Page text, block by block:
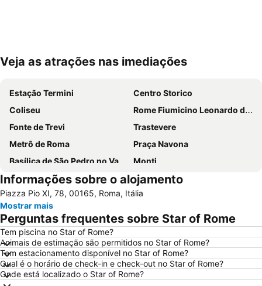
Ampliar mapa
Veja as atrações nas imediações
Estação Termini
Centro Storico
Coliseu
Rome Fiumicino Leonardo da Vinci International Airport
Fonte de Trevi
Trastevere
Metrô de Roma
Praça Navona
Basílica de São Pedro no Vaticano
Monti
Termini Metro Station
Praça de Espanha
Prati
Panteão
Basílica de Santa Maria Maggiore
Barberini - Fontana di Trevi Metro Station
International Airport Roma Ciampino
Praça de São Pedro
Trevi
Ostia
Lungotevere Castello & Vaticano
Museu Vaticano
Via del Corso
Termas de Caracala
Informações sobre o alojamento
Piazza Pio XI, 78, 00165, Roma, Itália
Mostrar mais
Perguntas frequentes sobre Star of Rome
Tem piscina no Star of Rome?
Animais de estimação são permitidos no Star of Rome?
Tem estacionamento disponível no Star of Rome?
Qual é o horário de check-in e check-out no Star of Rome?
Onde está localizado o Star of Rome?